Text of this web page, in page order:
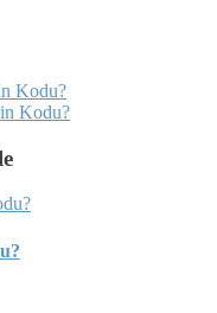
Kodu?
Kodu?